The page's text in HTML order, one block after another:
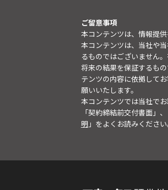
ご留意事項
本コンテンツは、情報提供
本コンテンツは、当社や
るものではございません
将来の結果を保証するも
テンツの内容に依拠して
願いいたします。
本コンテンツでは当社で
「契約締結前交付書面」
明 」をよくお読みください